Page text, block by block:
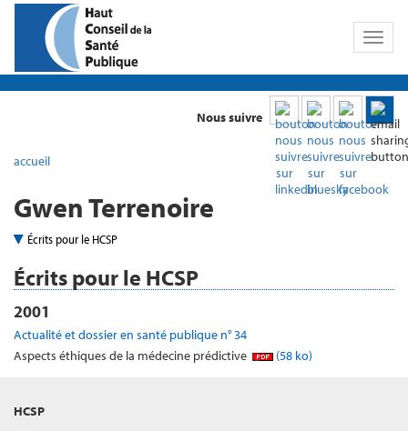
Toggle
Nous suivre
accueil
Gwen Terrenoire
Écrits pour le HCSP
Écrits pour le HCSP
2001
Actualité et dossier en santé publique n° 34
Aspects éthiques de la médecine prédictive
(58 ko)
HCSP